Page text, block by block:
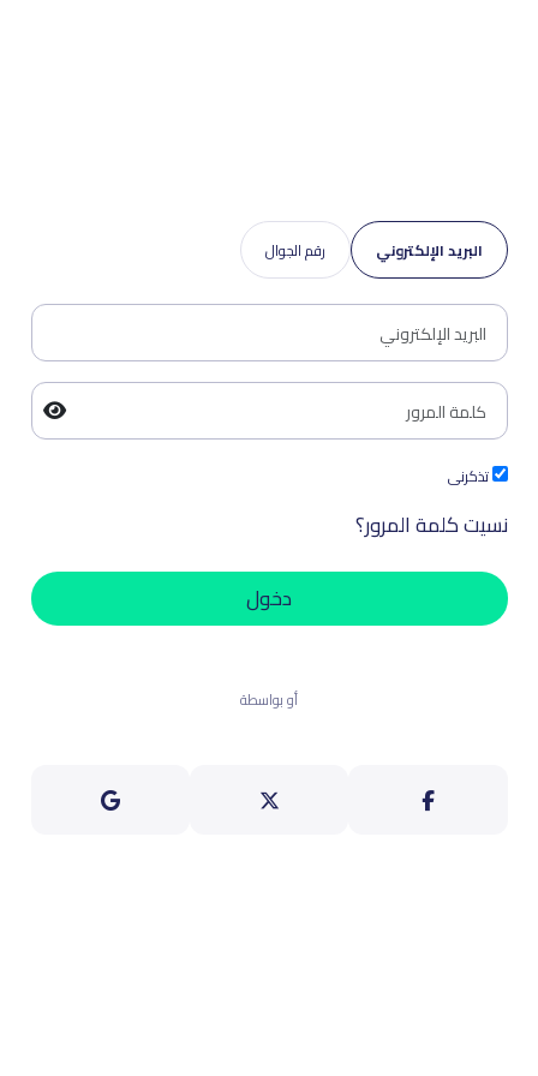
البريد الإلكتروني رقم الجوال
تذكرنى
نسيت كلمة المرور؟
دخول
أو بواسطة